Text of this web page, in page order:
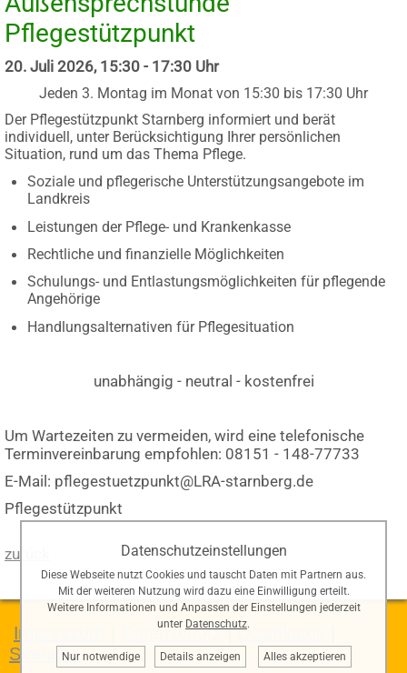
Pflegestützpunkt
20. Juli 2026, 15:30 - 17:30 Uhr
Jeden 3. Montag im Monat von 15:30 bis 17:30 Uhr
Der Pflegestützpunkt Starnberg informiert und berät
individuell, unter Berücksichtigung Ihrer persönlichen
Situation, rund um das Thema Pflege.
Soziale und pflegerische Unterstützungsangebote im
Landkreis
Leistungen der Pflege- und Krankenkasse
Rechtliche und finanzielle Möglichkeiten
Schulungs- und Entlastungsmöglichkeiten für pflegende
Angehörige
Handlungsalternativen für Pflegesituation
unabhängig - neutral - kostenfrei
Um Wartezeiten zu vermeiden, wird eine telefonische
Terminvereinbarung empfohlen: 08151 - 148-77733
E-Mail: pflegestuetzpunkt@LRA-starnberg.de
Pflegestützpunkt
zurück
Impressum Datenschutz|Downloads
Spenden
Datenschutzeinstellungen
Diese Webseite nutzt Cookies und tauscht Daten mit Partnern aus.
Mit der weiteren Nutzung wird dazu eine Einwilligung erteilt.
Weitere Informationen und Anpassen der Einstellungen jederzeit
unter Datenschutz.
Nur notwendige Details anzeigen Alles akzeptieren